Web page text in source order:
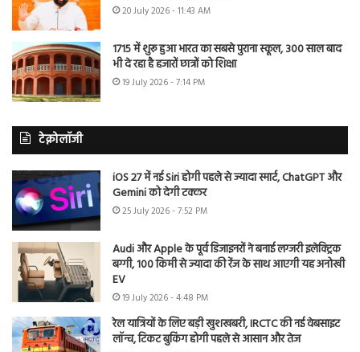
20 July 2026 - 11:43 AM
1715 में शुरू हुआ भारत का सबसे पुराना स्कूल, 300 साल बाद
भी दे रहा है हजारों छात्रों को शिक्षा
19 July 2026 - 7:14 PM
टेक्नोलॉजी
iOS 27 में नई Siri होगी पहले से ज्यादा स्मार्ट, ChatGPT और
Gemini को देगी टक्कर
25 July 2026 - 7:52 PM
Audi और Apple के पूर्व डिजाइनरों ने बनाई लग्जरी इलेक्ट्रिक
बग्गी, 100 किमी से ज्यादा की रेंज के साथ आएगी यह अनोखी
EV
19 July 2026 - 4:48 PM
रेल यात्रियों के लिए बड़ी खुशखबरी, IRCTC की नई वेबसाइट
लॉन्च, टिकट बुकिंग होगी पहले से आसान और तेज